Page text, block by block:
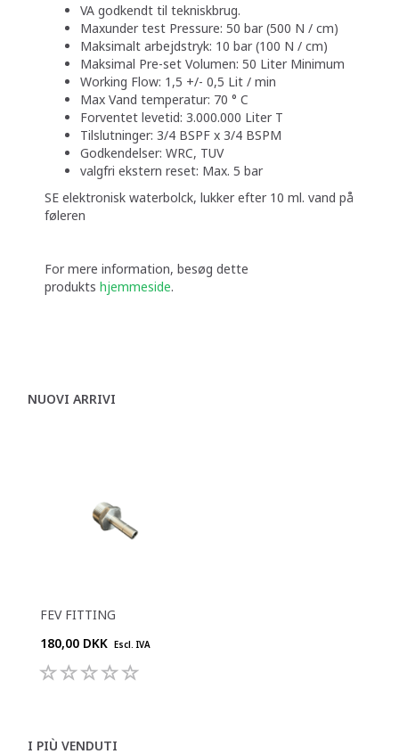
VA godkendt til tekniskbrug.
Maxunder test Pressure: 50 bar (500 N / cm)
Maksimalt arbejdstryk: 10 bar (100 N / cm)
Maksimal Pre-set Volumen: 50 Liter Minimum
Working Flow: 1,5 +/- 0,5 Lit / min
Max Vand temperatur: 70 ° C
Forventet levetid: 3.000.000 Liter T
Tilslutninger: 3/4 BSPF x 3/4 BSPM
Godkendelser: WRC, TUV
valgfri ekstern reset: Max. 5 bar
SE elektronisk waterbolck, lukker efter 10 ml. vand på
føleren
For mere information, besøg dette
produkts hjemmeside.
NUOVI ARRIVI
FEV FITTING
180,00 DKK Escl. IVA
I PIÙ VENDUTI